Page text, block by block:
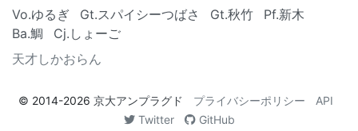
Vo.ゆるぎ Gt.スパイシーつばさ Gt.秋竹
Pf.新木
Ba.鯛
Cj.しょーご
天才しかおらん
© 2014-2026 京大アンプラグド プライバシーポリシー
API
Twitter
GitHub